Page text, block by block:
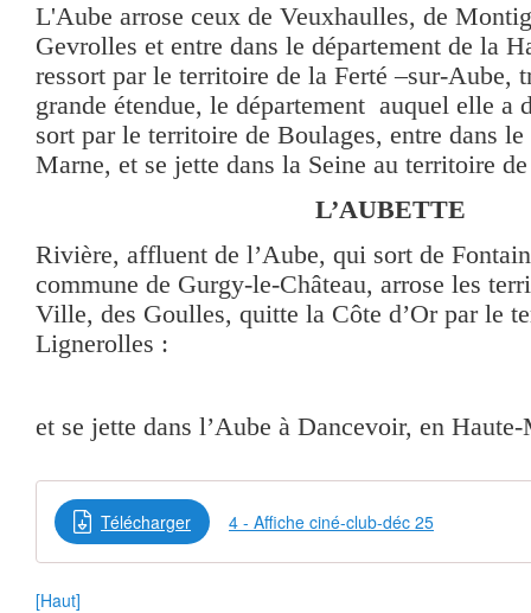
L'Aube arrose ceux de Veuxhaulles, de
Gevrolles et entre dans le département de la
ressort par le territoire de la Ferté –sur-Aube,
grande étendue, le département auquel elle a
sort par le territoire de Boulages, entre dans
Marne, et se jette dans la Seine au territoire
L’AUBETTE
Rivière, affluent de l’Aube, qui sort de
commune de Gurgy-le-Château, arrose les
Ville, des Goulles, quitte la Côte d’Or par le
Lignerolles :
et se jette dans l’Aube à Dancevoir, en
Télécharger 4 - Affiche ciné-club-déc 25
[Haut]